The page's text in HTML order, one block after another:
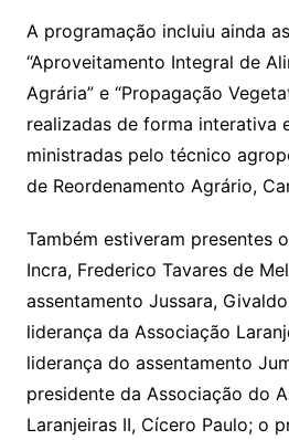
A programação incluiu ainda
“Aproveitamento Integral de
Agrária” e “Propagação
realizadas de forma interativa
ministradas pelo técnico
de Reordenamento Agrário,
Também estiveram presentes
Incra, Frederico Tavares de
assentamento Jussara,
liderança da Associação
liderança do assentamento
presidente da Associação do
Laranjeiras II, Cícero Paulo; o